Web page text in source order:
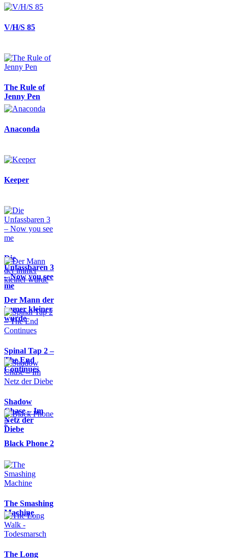
V/H/S 85
The Rule of
Jenny Pen
Anaconda
Keeper
Die
Unfassbaren 3
– Now you see
me
Der Mann der
immer kleiner
wurde
Spinal Tap 2 –
The End
Continues
Shadow
Chase – Im
Netz der
Diebe
Black Phone 2
The Smashing
Machine
The Long